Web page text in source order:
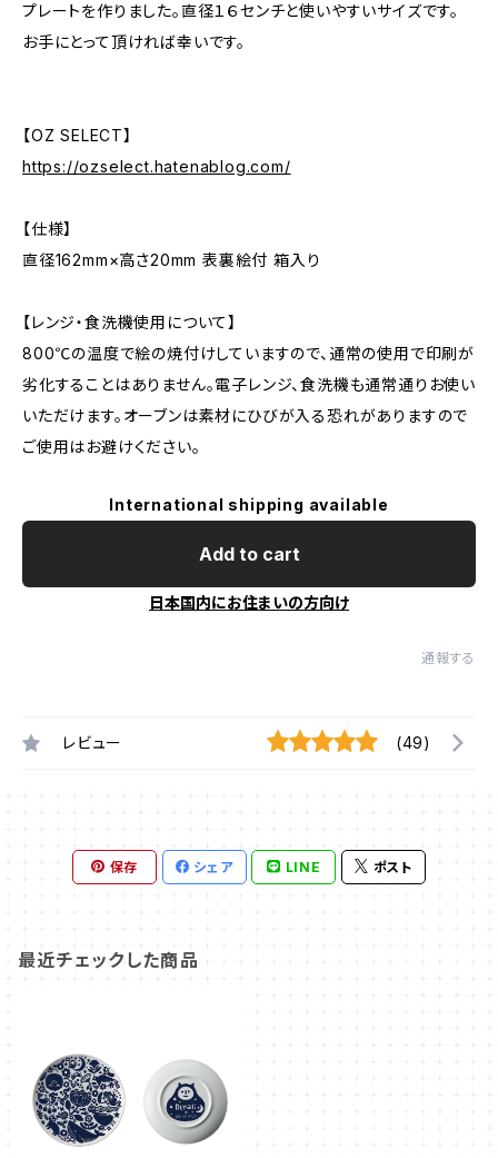
プレートを作りました。直径１６センチと使いやすいサイズです。
お手にとって頂ければ幸いです。
【OZ SELECT】
https://ozselect.hatenablog.com/
【仕様】
直径162mm×高さ20mm 表裏絵付 箱入り
【レンジ・食洗機使用について】
800℃の温度で絵の焼付けしていますので、通常の使用で印刷が
劣化することはありません。電子レンジ、食洗機も通常通りお使い
いただけます。オーブンは素材にひびが入る恐れがありますので
ご使用はお避けください。
International shipping available
Add to cart
日本国内にお住まいの方向け
通報する
レビュー (49)
保存 シェア LINE ポスト
最近チェックした商品